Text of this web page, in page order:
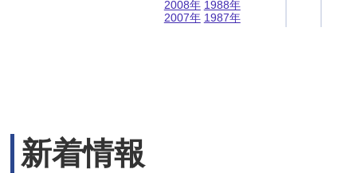
2008年
2007年
1988年
1987年
新着情報